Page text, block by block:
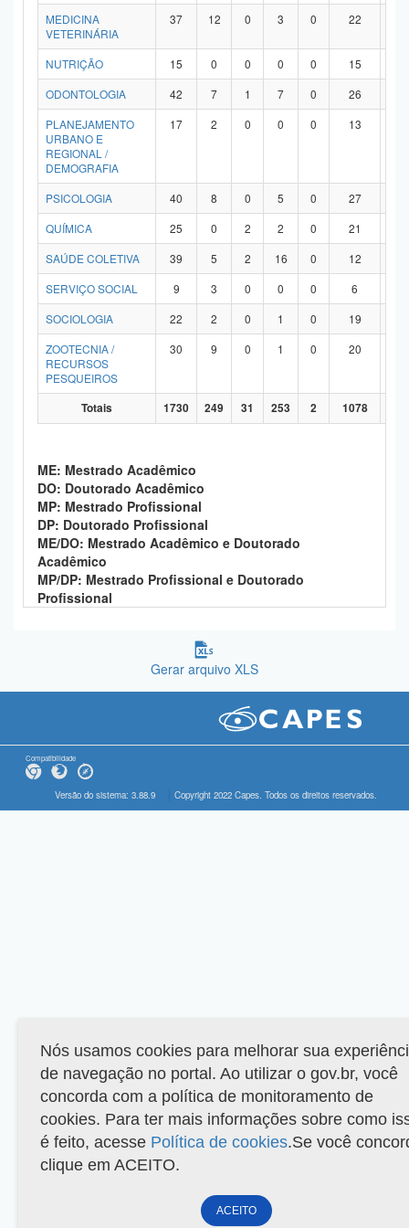
MEDICINA
VETERINÁRIA
37 12 0 3 0 22
NUTRIÇÃO 15 0 0 0 0 15
ODONTOLOGIA
42 7 1 7 0 26
PLANEJAMENTO
URBANO E
REGIONAL /
DEMOGRAFIA
17 2 0 0 0 13
PSICOLOGIA 40 8 0 5 0 27
QUÍMICA
25 0 2 2 0 21
SAÚDE COLETIVA
39 5 2 16 0 12
SERVIÇO SOCIAL
9 3 0 0 0 6
SOCIOLOGIA
22 2 0 1 0 19
ZOOTECNIA /
RECURSOS
PESQUEIROS
30 9 0 1 0 20
Totais 1730 249 31 253 2 1078
ME: Mestrado Acadêmico
DO: Doutorado Acadêmico
MP: Mestrado Profissional
DP: Doutorado Profissional
ME/DO: Mestrado Acadêmico e Doutorado
Acadêmico
MP/DP: Mestrado Profissional e Doutorado
Profissional
Gerar arquivo XLS
Compatibilidade
Versão do sistema: 3.88.9 Copyright 2022 Capes. Todos os direitos reservados.
Nós usamos cookies para melhorar sua
de navegação no portal. Ao utilizar o gov.br, você
concorda com a política de monitoramento de
cookies. Para ter mais informações sobre como
é feito, acesse Política de cookies.Se você
clique em ACEITO.
ACEITO